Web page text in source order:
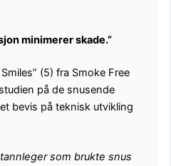
minimerer skade.”
(5) fra Smoke Free
på de snusende
bevis på teknisk utvikling
som brukte snus